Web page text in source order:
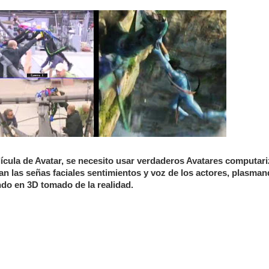
de Avatar, se necesito usar verdaderos Avatares
las señas faciales sentimientos y voz de los actores,
en 3D tomado de la realidad.